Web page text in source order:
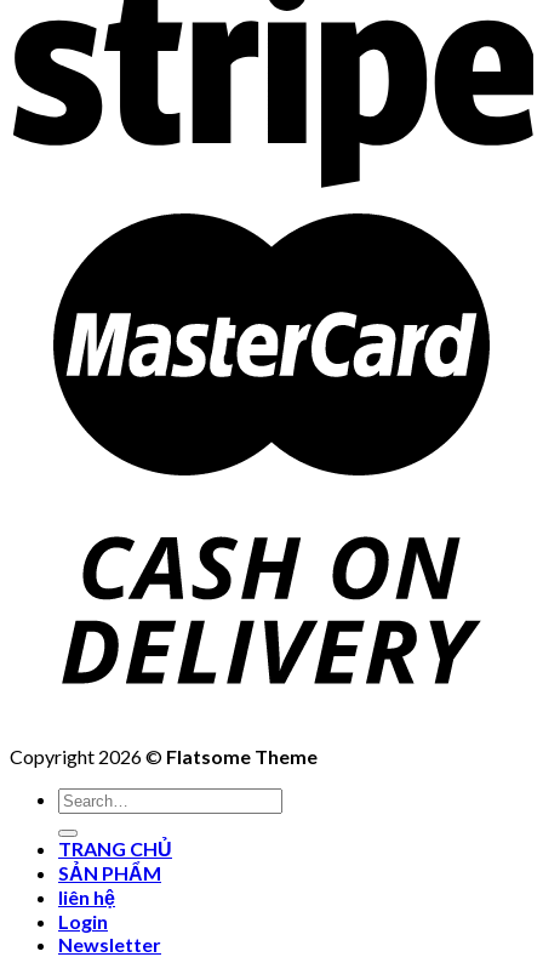
Copyright 2026 © Flatsome Theme
Search
for:
TRANG CHỦ
SẢN PHẨM
liên hệ
Login
Newsletter